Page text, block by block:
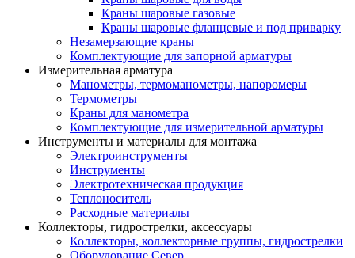
Краны шаровые газовые
Краны шаровые фланцевые и под приварку
Незамерзающие краны
Комплектующие для запорной арматуры
Измерительная арматура
Манометры, термоманометры, напоромеры
Термометры
Краны для манометра
Комплектующие для измерительной арматуры
Инструменты и материалы для монтажа
Электроинструменты
Инструменты
Электротехническая продукция
Теплоноситель
Расходные материалы
Коллекторы, гидрострелки, аксессуары
Коллекторы, коллекторные группы, гидрострелки
Оборудование Север